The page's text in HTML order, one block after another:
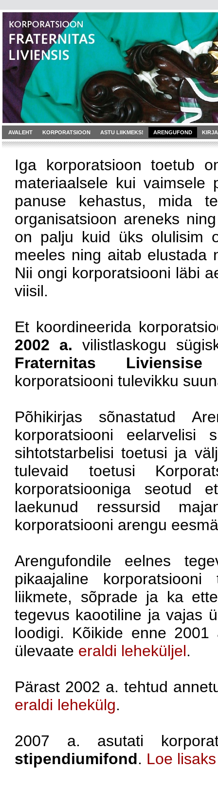
AVALEHT KORPORATSIOON ASTU LIIKMEKS! ARENGUFOND
Iga korporatsioon toetub
materiaalsele kui vaimsele
panuse kehastus, mida
organisatsioon areneks
on palju kuid üks olulisim
meeles ning aitab elustada
Nii ongi korporatsiooni läbi
viisil.
Et koordineerida
2002 a. vilistlaskogu
Fraternitas Liviensise
korporatsiooni tulevikku
Põhikirjas sõnastatud
korporatsiooni eelarvelisi
sihtotstarbelisi toetusi ja
tulevaid toetusi
korporatsiooniga seotud
laekunud ressursid
korporatsiooni arengu
Arengufondile eelnes
pikaajaline korporatsiooni
liikmete, sõprade ja ka
tegevus kaootiline ja vajas
loodigi. Kõikide enne
ülevaate eraldi leheküljel.
Pärast 2002 a. tehtud
eraldi lehekülg.
2007 a. asutati
stipendiumifond. Loe